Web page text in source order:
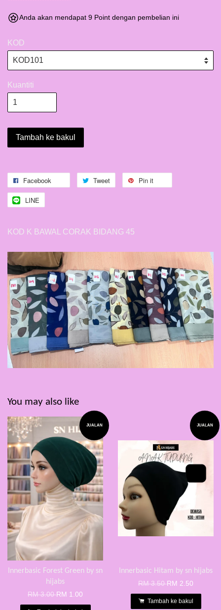
Anda akan mendapat 9 Point dengan pembelian ini
KOD
Kuantiti
Tambah ke bakul
Facebook Tweet Pin it
LINE
KOD K BAWAL CORAK BIDANG 45
You may also like
JUALAN
Innerbasic Forest Green by sn
hijabs
RM 3.00RM 1.00
JUALAN
Innerbasic Hitam by sn hijabs
RM 3.50RM 2.50
Tambah ke bakul